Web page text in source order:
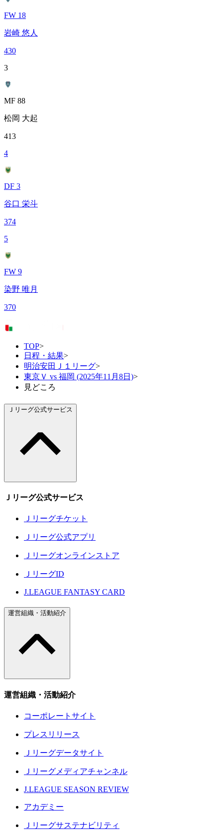
FW 18
岩崎 悠人
430
3
MF 88
松岡 大起
413
4
DF 3
谷口 栄斗
374
5
FW 9
染野 唯月
370
TOP>
日程・結果>
明治安田Ｊ１リーグ>
東京Ｖ vs 福岡 (2025年11月8日)>
見どころ
Ｊリーグ公式サービス
Ｊリーグ公式サービス
Ｊリーグチケット
Ｊリーグ公式アプリ
Ｊリーグオンラインストア
ＪリーグID
J.LEAGUE FANTASY CARD
運営組織・活動紹介
運営組織・活動紹介
コーポレートサイト
プレスリリース
Ｊリーグデータサイト
Ｊリーグメディアチャンネル
J.LEAGUE SEASON REVIEW
アカデミー
Ｊリーグサステナビリティ